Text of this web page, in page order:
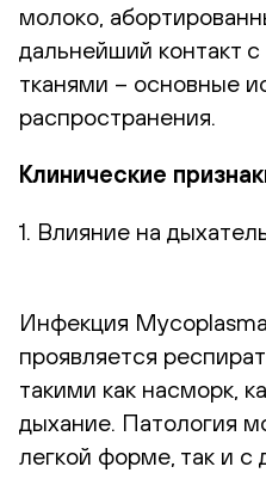
молоко,
дальнейший контакт
тканями – основные
распространения.
Клинические
1. Влияние на
Инфекция
проявляется
такими как насморк,
дыхание. Патология
легкой форме, так и